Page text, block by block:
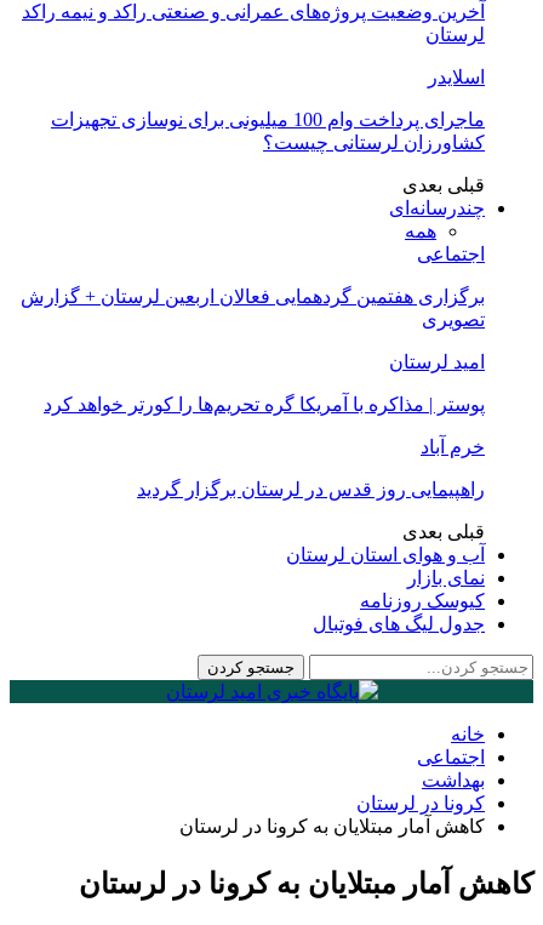
آخرین وضعیت پروژه‌های عمرانی و صنعتی راکد و نیمه راکد
لرستان
اسلایدر
ماجرای پرداخت وام 100 میلیونی برای نوسازی تجهیزات
کشاورزان لرستانی چیست؟
قبلی بعدی
چندرسانه‌ای
همه
اجتماعی
برگزاری هفتمین گردهمایی فعالان اربعین لرستان + گزارش
تصویری
امید لرستان
پوستر | مذاکره با آمریکا گره تحریم‌ها را کورتر خواهد کرد
خرم آباد
راهپیمایی روز قدس در لرستان برگزار گردید
قبلی بعدی
آب و هوای استان لرستان
نمای بازار
کیوسک روزنامه
جدول لیگ های فوتبال
خانه
اجتماعی
بهداشت
کرونا در لرستان
کاهش آمار مبتلایان به کرونا در لرستان
کاهش آمار مبتلایان به کرونا در لرستان